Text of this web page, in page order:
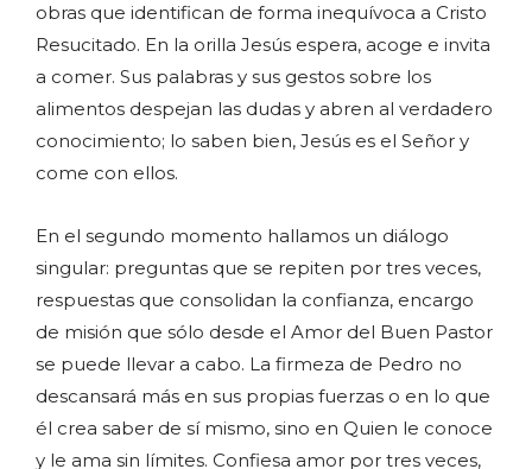
obras que identifican de forma inequívoca a Cristo
Resucitado. En la orilla Jesús espera, acoge e invita
a comer. Sus palabras y sus gestos sobre los
alimentos despejan las dudas y abren al verdadero
conocimiento; lo saben bien, Jesús es el Señor y
come con ellos.
En el segundo momento hallamos un diálogo
singular: preguntas que se repiten por tres veces,
respuestas que consolidan la confianza, encargo
de misión que sólo desde el Amor del Buen Pastor
se puede llevar a cabo. La firmeza de Pedro no
descansará más en sus propias fuerzas o en lo que
él crea saber de sí mismo, sino en Quien le conoce
y le ama sin límites. Confiesa amor por tres veces,